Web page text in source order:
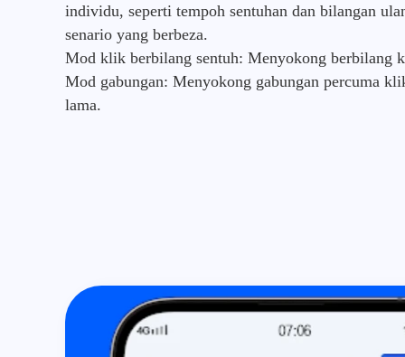
individu, seperti tempoh sentuhan dan bilangan
senario yang berbeza.
Mod klik berbilang sentuh: Menyokong berbilang
Mod gabungan: Menyokong gabungan percuma
lama.